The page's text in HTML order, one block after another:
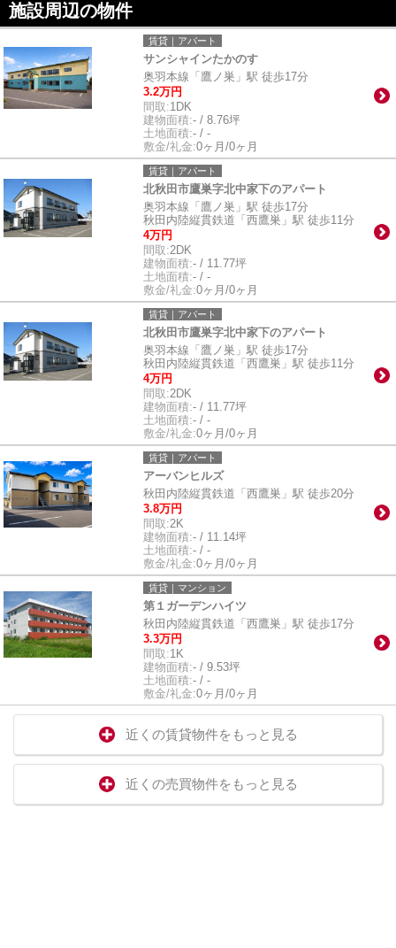
施設周辺の物件
賃貸｜アパート
サンシャインたかのす
奥羽本線「鷹ノ巣」駅 徒歩17分
3.2万円
間取:1DK
建物面積:- / 8.76坪
土地面積:- / -
敷金/礼金:0ヶ月/0ヶ月
賃貸｜アパート
北秋田市鷹巣字北中家下のアパート
奥羽本線「鷹ノ巣」駅 徒歩17分
秋田内陸縦貫鉄道「西鷹巣」駅 徒歩11分
4万円
間取:2DK
建物面積:- / 11.77坪
土地面積:- / -
敷金/礼金:0ヶ月/0ヶ月
賃貸｜アパート
北秋田市鷹巣字北中家下のアパート
奥羽本線「鷹ノ巣」駅 徒歩17分
秋田内陸縦貫鉄道「西鷹巣」駅 徒歩11分
4万円
間取:2DK
建物面積:- / 11.77坪
土地面積:- / -
敷金/礼金:0ヶ月/0ヶ月
賃貸｜アパート
アーバンヒルズ
秋田内陸縦貫鉄道「西鷹巣」駅 徒歩20分
3.8万円
間取:2K
建物面積:- / 11.14坪
土地面積:- / -
敷金/礼金:0ヶ月/0ヶ月
賃貸｜マンション
第１ガーデンハイツ
秋田内陸縦貫鉄道「西鷹巣」駅 徒歩17分
3.3万円
間取:1K
建物面積:- / 9.53坪
土地面積:- / -
敷金/礼金:0ヶ月/0ヶ月
近くの賃貸物件をもっと見る
近くの売買物件をもっと見る